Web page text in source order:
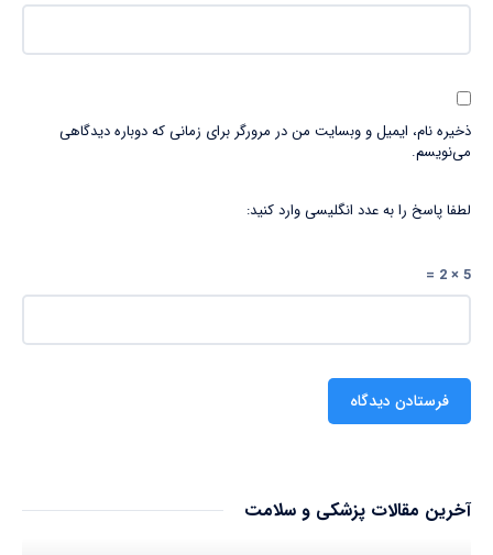
ذخیره نام، ایمیل و وبسایت من در مرورگر برای زمانی که دوباره دیدگاهی
می‌نویسم.
لطفا پاسخ را به عدد انگلیسی وارد کنید:
5 × 2 =
آخرین مقالات پزشکی و سلامت